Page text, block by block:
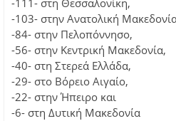
-111- στη Θεσσαλονίκη,
-103- στην Ανατολική
-84- στην Πελοπόννησο,
-56- στην Κεντρική Μακεδονία,
-40- στη Στερεά Ελλάδα,
-29- στο Βόρειο Αιγαίο,
-22- στην Ήπειρο και
-6- στη Δυτική Μακεδονία